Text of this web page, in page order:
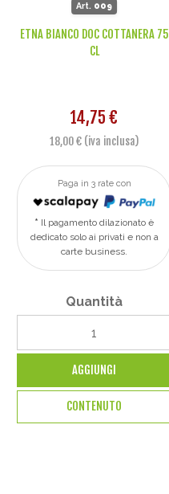
Art. 009
ETNA BIANCO DOC COTTANERA 75
CL
14,75 €
18,00 € (iva inclusa)
Paga in 3 rate con
Il pagamento dilazionato è
dedicato solo ai privati e non a
carte business.
Quantità
AGGIUNGI
CONTENUTO